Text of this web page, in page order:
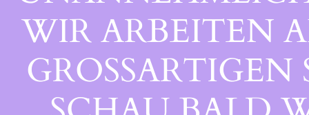
WIR ARBEITEN
GROSSARTIGEN